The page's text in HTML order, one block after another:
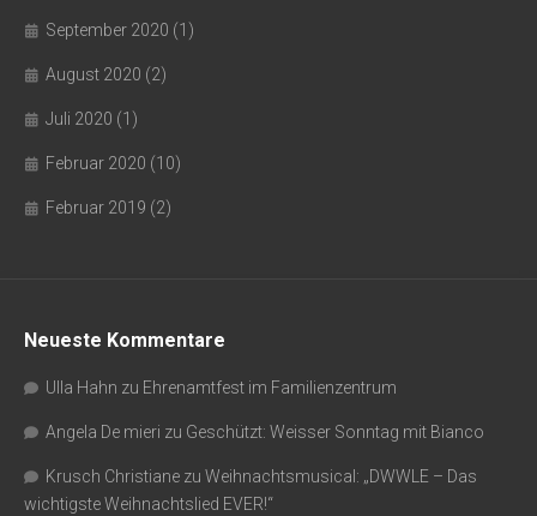
September 2020 (1)
August 2020 (2)
Juli 2020 (1)
Februar 2020 (10)
Februar 2019 (2)
Neueste Kommentare
Ulla Hahn zu Ehrenamtfest im Familienzentrum
Angela De mieri zu Geschützt: Weisser Sonntag mit Bianco
Krusch Christiane zu Weihnachtsmusical: „DWWLE – Das
wichtigste Weihnachtslied EVER!“